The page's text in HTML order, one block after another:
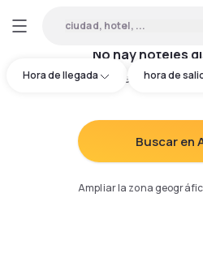
ciudad, hotel, ...
Hora de llegada hora de
No hay hoteles
Intenta redefinir los
Buscar en
Ampliar la zona